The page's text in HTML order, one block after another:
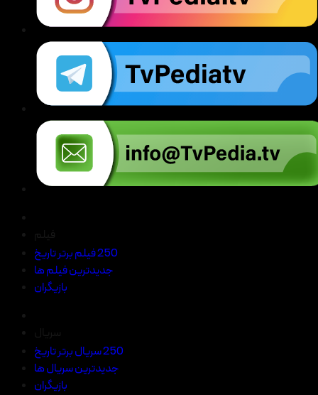
250 فیلم برتر تاریخ
جدیدترین فیلم ها
بازیگران
250 سریال برتر تاریخ
جدیدترین سریال ها
بازیگران